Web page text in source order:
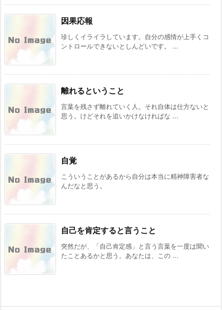
因果応報
珍しくイライラしています。自分の感情が上手くコ
ントロールできないとしんどいです。 ...
離れるということ
言葉を残さず離れていく人。それ自体は仕方ないと
思う。けどそれを追いかけなければな ...
自覚
こういうことがあるから自分は本当に精神障害者な
んだなと思う。
自己を肯定すると言うこと
突然だが、「自己肯定感」と言う言葉を一度は聞い
たことあるかと思う。あなたは、この ...